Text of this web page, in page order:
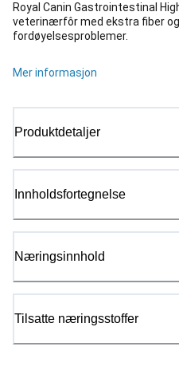
Royal Canin Gastrointestinal
veterinærfôr med ekstra fiber
fordøyelsesproblemer.
Mer informasjon
Produktdetaljer
Innholdsfortegnelse
Næringsinnhold
Tilsatte næringsstoffer